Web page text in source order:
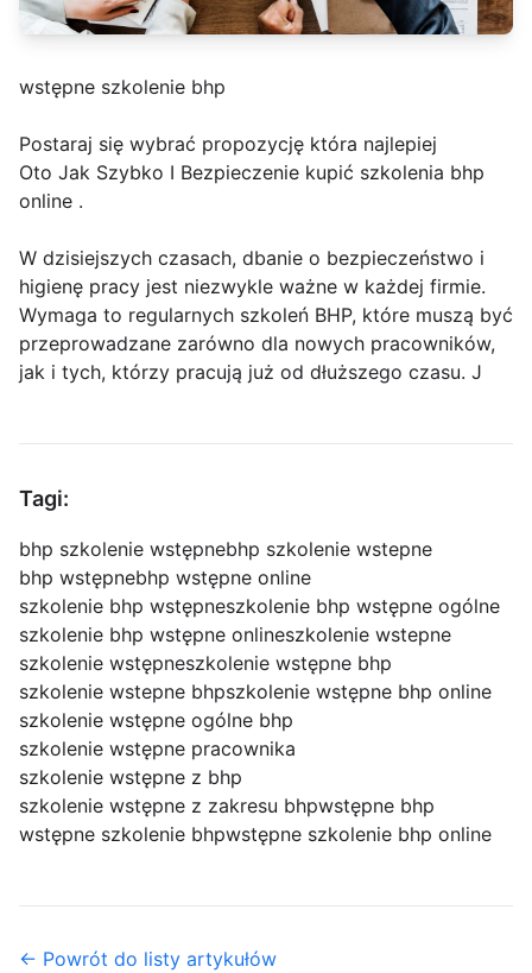
wstępne szkolenie bhp
Postaraj się wybrać propozycję która najlepiej
Oto Jak Szybko I Bezpieczenie kupić szkolenia bhp
online .
W dzisiejszych czasach, dbanie o bezpieczeństwo i
higienę pracy jest niezwykle ważne w każdej firmie.
Wymaga to regularnych szkoleń BHP, które muszą być
przeprowadzane zarówno dla nowych pracowników,
jak i tych, którzy pracują już od dłuższego czasu. J
Tagi:
bhp szkolenie wstępnebhp szkolenie wstepne
bhp wstępnebhp wstępne online
szkolenie bhp wstępneszkolenie bhp wstępne ogólne
szkolenie bhp wstępne onlineszkolenie wstepne
szkolenie wstępneszkolenie wstępne bhp
szkolenie wstepne bhpszkolenie wstępne bhp online
szkolenie wstępne ogólne bhp
szkolenie wstępne pracownika
szkolenie wstępne z bhp
szkolenie wstępne z zakresu bhpwstępne bhp
wstępne szkolenie bhpwstępne szkolenie bhp online
← Powrót do listy artykułów